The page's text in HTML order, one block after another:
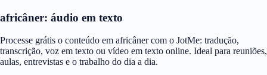
africâner: áudio em texto
Processe grátis o conteúdo em africâner com o JotMe: tradução,
transcrição, voz em texto ou vídeo em texto online. Ideal para reuniões,
aulas, entrevistas e o trabalho do dia a dia.